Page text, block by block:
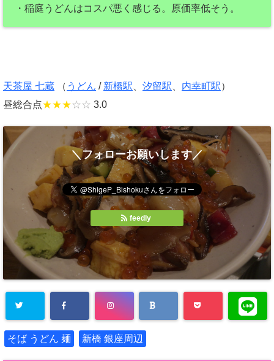
・稲庭うどんはコスパ悪く感じる。原価率低そう。
天茶屋 七蔵 （ うどん / 新橋駅 汐留駅 内幸町駅）
昼総合点★★★☆☆ 3.0
＼フォローお願いします／
feedly
そば うどん 麺 新橋 銀座周辺